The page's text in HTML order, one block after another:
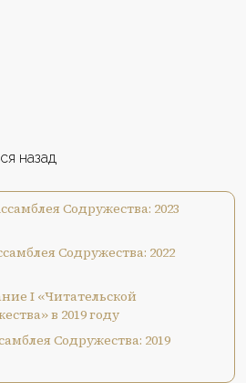
назад
Содружества: 2023
Содружества: 2022
I «Читательской
в 2019 году
Содружества: 2019